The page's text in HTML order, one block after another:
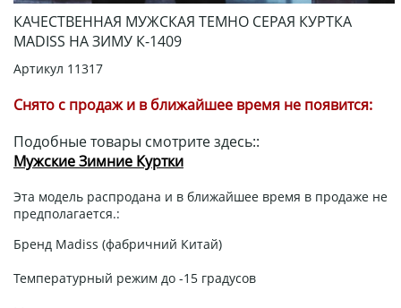
КАЧЕСТВЕННАЯ МУЖСКАЯ ТЕМНО СЕРАЯ КУРТКА
MADISS НА ЗИМУ К-1409
Артикул 11317
Снято с продаж и в ближайшее время не появится:
Подобные товары смотрите здесь::
Мужские Зимние Куртки
Эта модель распродана и в ближайшее время в продаже не
предполагается.:
Бренд Madiss (фабричний Китай)
Температурный режим до -15 градусов